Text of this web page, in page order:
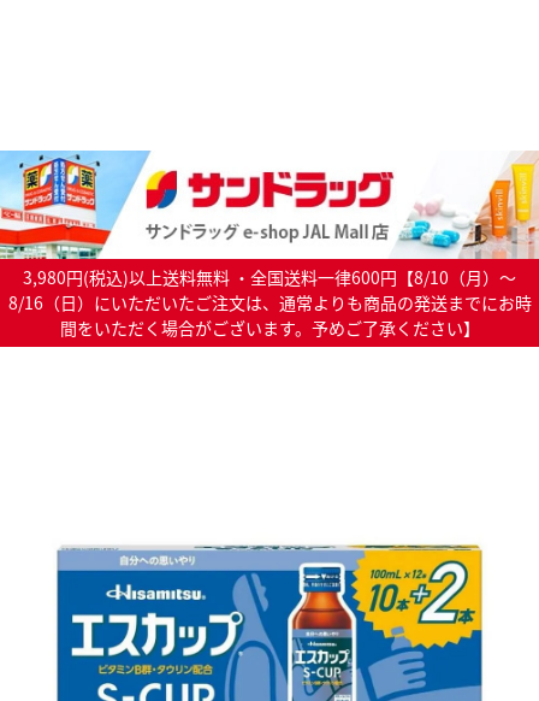
3,980円(税込)以上送料無料 ・全国送料一律600円【8/10（月）～
8/16（日）にいただいたご注文は、通常よりも商品の発送までにお時
間をいただく場合がございます。予めご了承ください】